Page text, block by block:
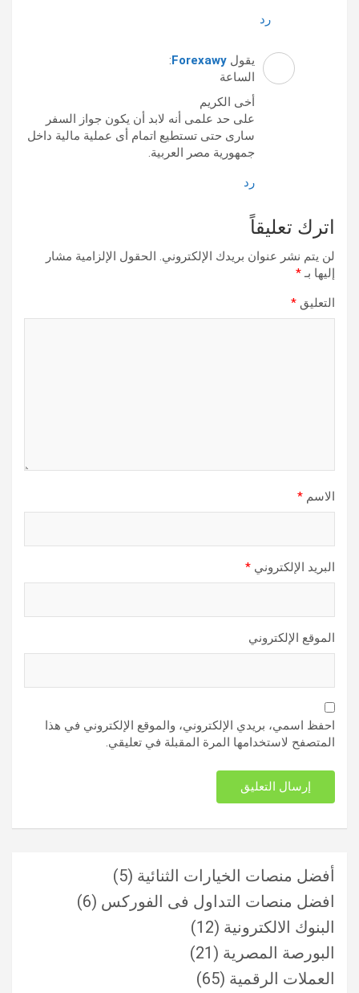
رد
يقول Forexawy
:
الساعة
أخى الكريم
على حد علمى أنه لابد أن يكون جواز السفر
سارى حتى تستطيع اتمام أى عملية مالية داخل
جمهورية مصر العربية.
رد
اترك تعليقاً
لن يتم نشر عنوان بريدك الإلكتروني. الحقول الإلزامية مشار
إليها بـ*
التعليق *
الاسم *
البريد الإلكتروني *
الموقع الإلكتروني
احفظ اسمي، بريدي الإلكتروني، والموقع الإلكتروني في هذا
المتصفح لاستخدامها المرة المقبلة في تعليقي.
أفضل منصات الخيارات الثنائية (5)
افضل منصات التداول فى الفوركس (6)
البنوك الالكترونية (12)
البورصة المصرية (21)
العملات الرقمية (65)